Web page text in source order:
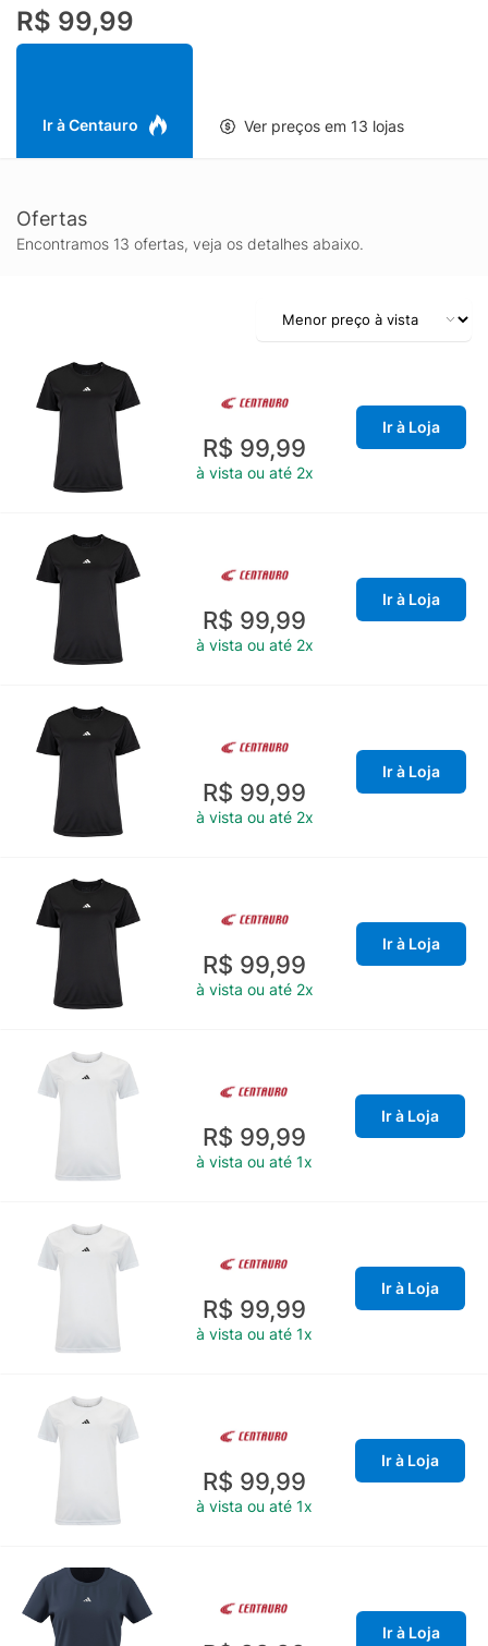
R$ 99,99
Ir à Centauro Ver preços em 13 lojas
Ofertas
Encontramos 13 ofertas, veja os detalhes abaixo.
R$ 99,99
à vista ou até 2x
Ir à Loja
R$ 99,99
à vista ou até 2x
Ir à Loja
R$ 99,99
à vista ou até 2x
Ir à Loja
R$ 99,99
à vista ou até 2x
Ir à Loja
R$ 99,99
à vista ou até 1x
Ir à Loja
R$ 99,99
à vista ou até 1x
Ir à Loja
R$ 99,99
à vista ou até 1x
Ir à Loja
Ir à Loja